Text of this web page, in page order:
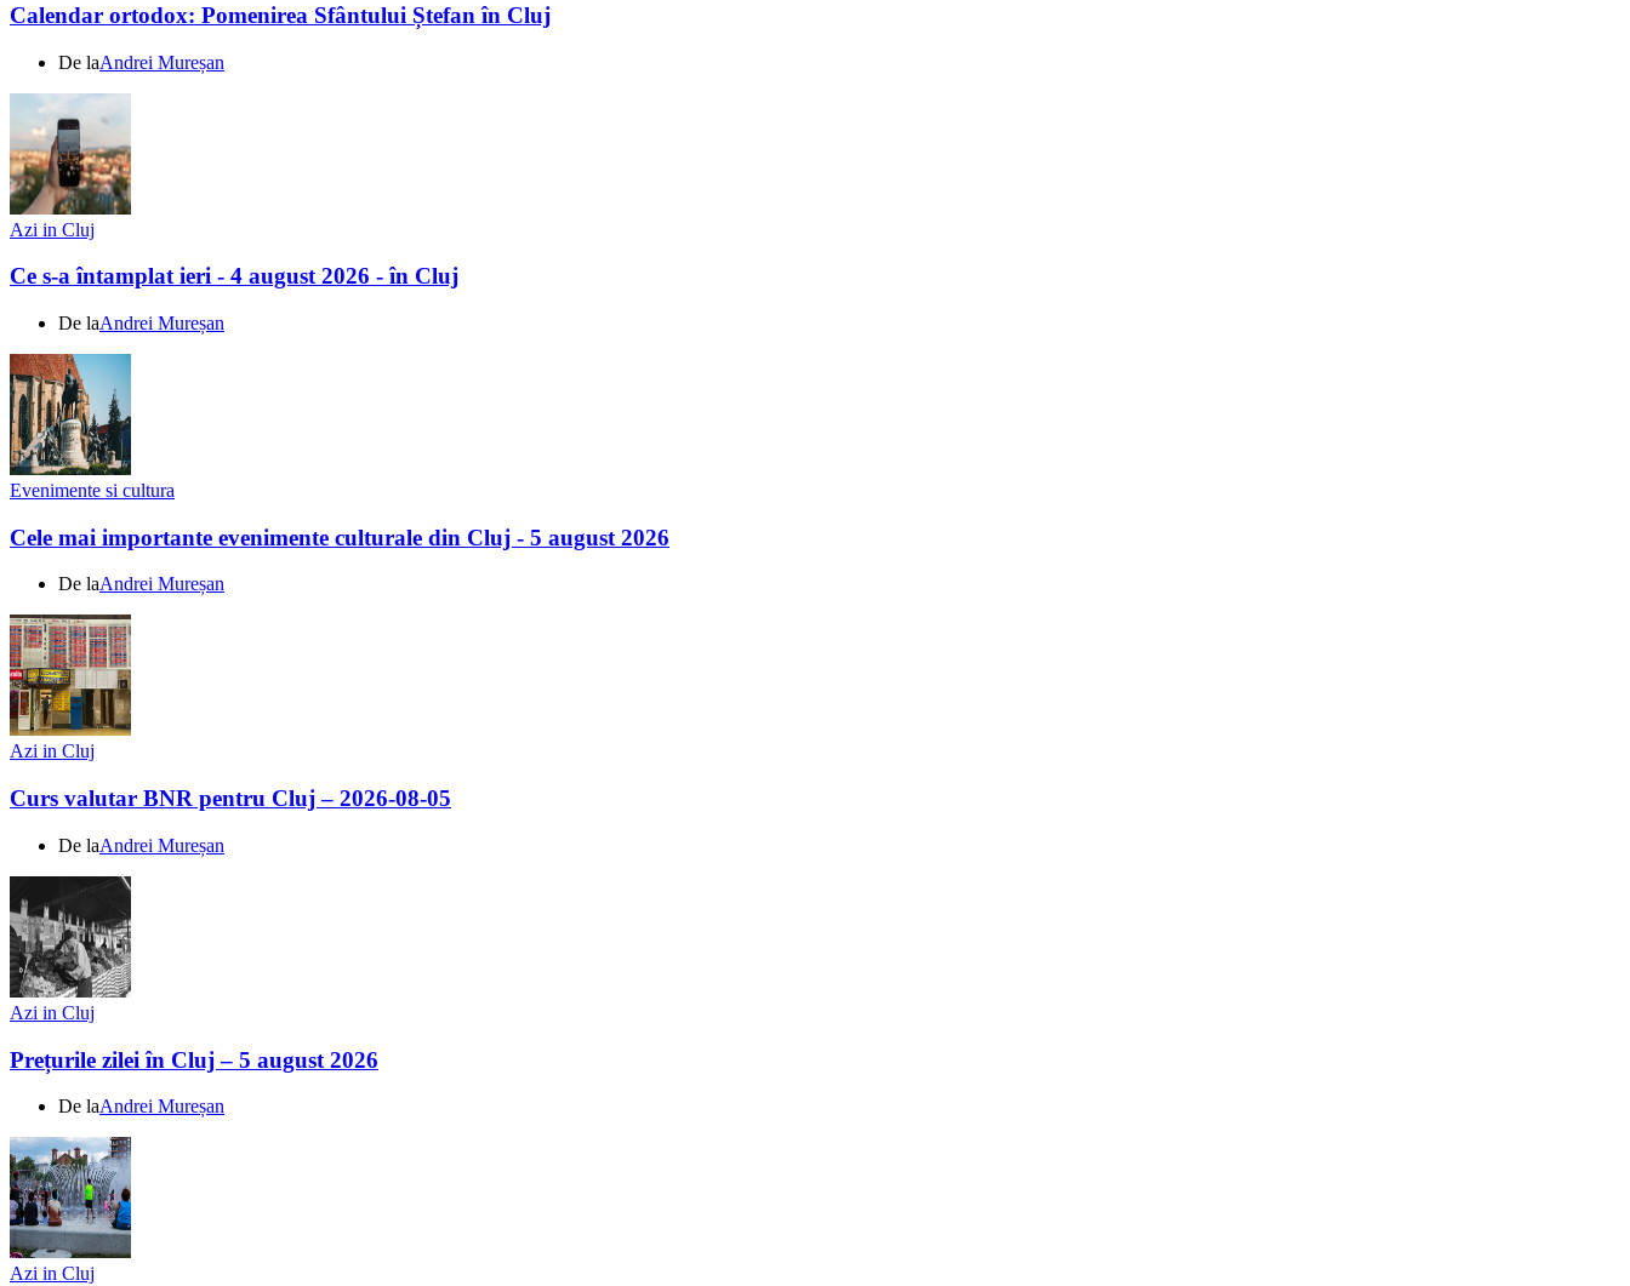
Calendar ortodox: Pomenirea Sfântului Ștefan în Cluj
De laAndrei Mureșan
Azi in Cluj
Ce s-a întamplat ieri - 4 august 2026 - în Cluj
De laAndrei Mureșan
Evenimente si cultura
Cele mai importante evenimente culturale din Cluj - 5 august 2026
De laAndrei Mureșan
Azi in Cluj
Curs valutar BNR pentru Cluj – 2026-08-05
De laAndrei Mureșan
Azi in Cluj
Prețurile zilei în Cluj – 5 august 2026
De laAndrei Mureșan
Azi in Cluj